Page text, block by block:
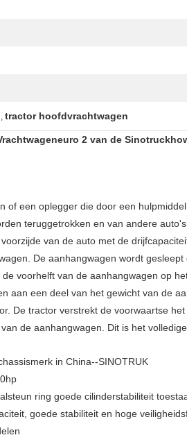
, tractor hoofdvrachtwagen
2 van de
of een oplegger die door een
teruggetrokken en van andere
van de auto met de
De aanhangwagen wordt
voorhelft van de aanhangwagen op
aan een deel van het gewicht van de
De tractor verstrekt de voorwaartse
de aanhangwagen. Dit is het
in China--SINOTRUK
ring goede cilinderstabiliteit
goede stabiliteit en hoge